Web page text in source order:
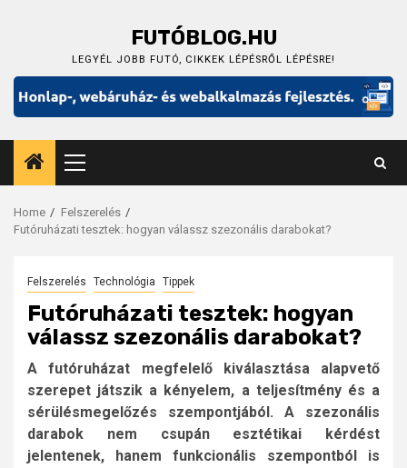
FUTÓBLOG.HU
LEGYÉL JOBB FUTÓ, CIKKEK LÉPÉSRŐL LÉPÉSRE!
Primary
Menu
Home
Felszerelés
Futóruházati tesztek: hogyan válassz szezonális darabokat?
Felszerelés Technológia Tippek
Futóruházati tesztek: hogyan
válassz szezonális darabokat?
A futóruházat megfelelő kiválasztása alapvető
szerepet játszik a kényelem, a teljesítmény és a
sérülésmegelőzés szempontjából. A szezonális
darabok nem csupán esztétikai kérdést
jelentenek, hanem funkcionális szempontból is